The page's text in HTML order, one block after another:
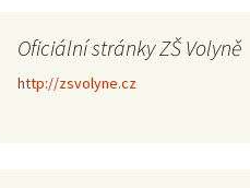
Oficiální stránky ZŠ Volyně
http://zsvolyne.cz